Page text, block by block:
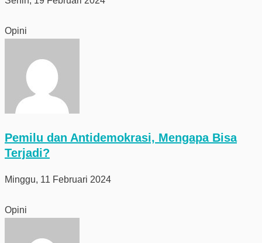
Opini
Pemilu dan Antidemokrasi, Mengapa Bisa
Terjadi?
Minggu, 11 Februari 2024
Opini